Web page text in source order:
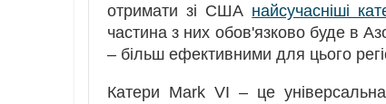
отримати зі США найсучасніші
частина з них обов'язково буде в
– більш ефективними для цього
Катери Mark VI – це